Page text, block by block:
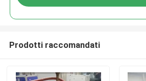
Prodotti raccomandati